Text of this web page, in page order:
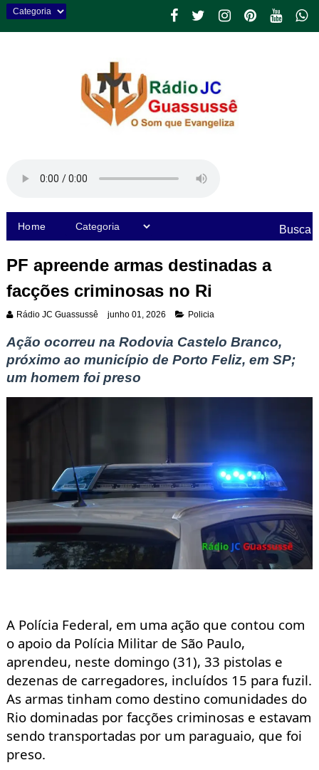
Home Busca
PF apreende armas destinadas a
facções criminosas no Ri
Rádio JC Guassussê junho 01, 2026 Policia
Ação ocorreu na Rodovia Castelo Branco,
próximo ao município de Porto Feliz, em SP;
um homem foi preso
A Polícia Federal, em uma ação que contou com
o apoio da Polícia Militar de São Paulo,
aprendeu, neste domingo (31), 33 pistolas e
dezenas de carregadores, incluídos 15 para fuzil.
As armas tinham como destino comunidades do
Rio dominadas por facções criminosas e estavam
sendo transportadas por um paraguaio, que foi
preso.